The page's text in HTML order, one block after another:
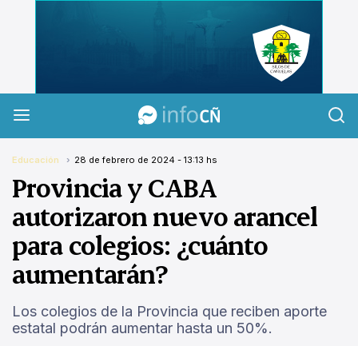
Educación 28 de febrero de 2024 - 13:13 hs
Provincia y CABA
autorizaron nuevo arancel
para colegios: ¿cuánto
aumentarán?
Los colegios de la Provincia que reciben aporte
estatal podrán aumentar hasta un 50%.